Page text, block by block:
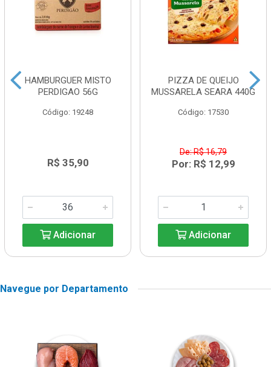
HAMBURGUER MISTO
PERDIGAO 56G
Código: 19248
R$ 35,90
Adicionar
PIZZA DE QUEIJO
MUSSARELA SEARA 440G
Código: 17530
De: R$ 16,79
Por: R$ 12,99
Adicionar
Navegue por Departamento